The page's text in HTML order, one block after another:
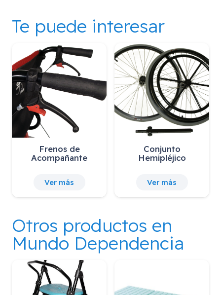
Te puede interesar
Ruedas Antivuelco
Ver más
Reposapiés Elevables
Ver más
Otros productos en
Mundo Dependencia